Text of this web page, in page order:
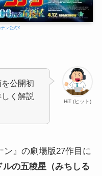
ン公式X
HiT (ヒット)
公開初
く解説
ン』の劇場版27作目に
ルの五稜星（みちしる